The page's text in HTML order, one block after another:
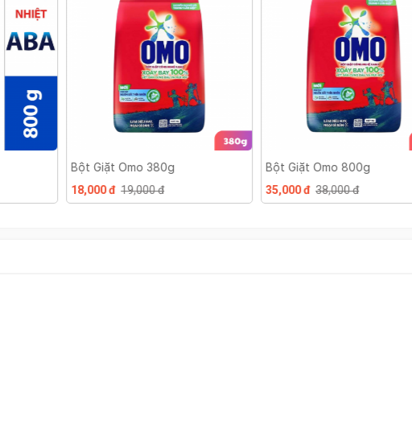
380g
Bột Giặt Omo 800g
35,000 đ
Kem Đánh
Hộp 180g
24,000 đ